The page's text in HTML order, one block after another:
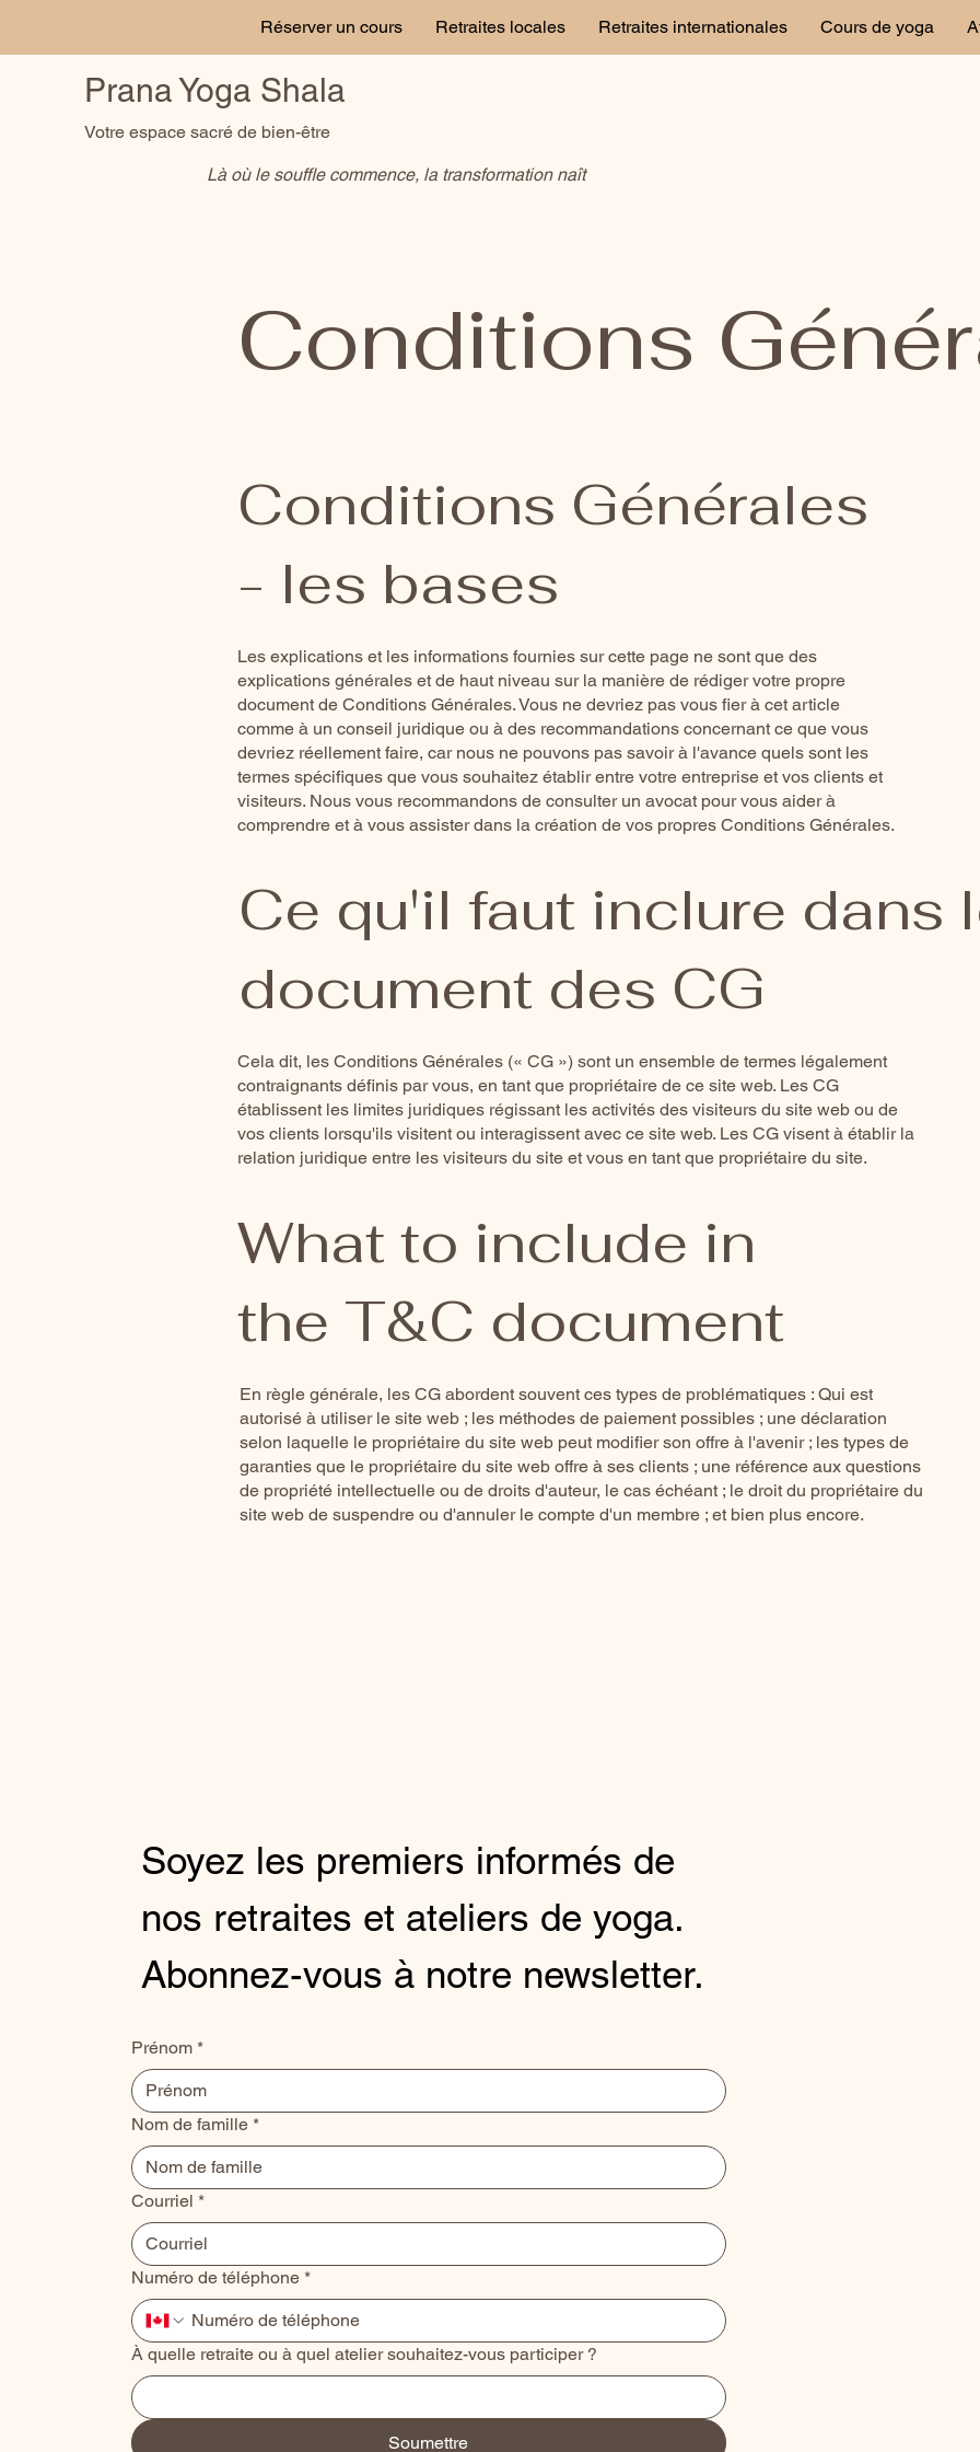
Réserver un cours Retraites locales Retraites internationales Cours de yoga
Prana Yoga Shala
Votre espace sacré de bien-être
Là où le souffle commence, la transformation naît
Conditions
Conditions Générales
- les bases
Les explications et les informations fournies sur cette page ne sont que des
explications générales et de haut niveau sur la manière de rédiger votre propre
document de Conditions Générales. Vous ne devriez pas vous fier à cet article
comme à un conseil juridique ou à des recommandations concernant ce que vous
devriez réellement faire, car nous ne pouvons pas savoir à l'avance quels sont les
termes spécifiques que vous souhaitez établir entre votre entreprise et vos clients et
visiteurs. Nous vous recommandons de consulter un avocat pour vous aider à
comprendre et à vous assister dans la création de vos propres Conditions Générales.
Ce qu'il faut inclure dans
document des CG
Cela dit, les Conditions Générales (« CG ») sont un ensemble de termes légalement
contraignants définis par vous, en tant que propriétaire de ce site web. Les CG
établissent les limites juridiques régissant les activités des visiteurs du site web ou de
vos clients lorsqu'ils visitent ou interagissent avec ce site web. Les CG visent à établir la
relation juridique entre les visiteurs du site et vous en tant que propriétaire du site.
What to include in
the T&C document
En règle générale, les CG abordent souvent ces types de problématiques : Qui est
autorisé à utiliser le site web ; les méthodes de paiement possibles ; une déclaration
selon laquelle le propriétaire du site web peut modifier son offre à l'avenir ; les types de
garanties que le propriétaire du site web offre à ses clients ; une référence aux questions
de propriété intellectuelle ou de droits d'auteur, le cas échéant ; le droit du propriétaire du
site web de suspendre ou d'annuler le compte d'un membre ; et bien plus encore.
Soyez les premiers informés de
nos retraites et ateliers de yoga.
Abonnez-vous à notre newsletter.
Prénom *
Nom de famille *
Courriel *
Numéro de téléphone *
À quelle retraite ou à quel atelier souhaitez-vous participer ?
Soumettre